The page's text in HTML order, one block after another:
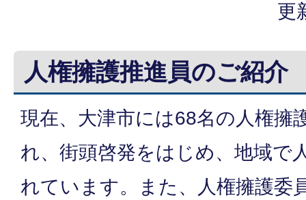
更
人権擁護推進員のご紹介
現在、大津市には68名の人権擁
れ、街頭啓発をはじめ、地域で
れています。また、人権擁護委